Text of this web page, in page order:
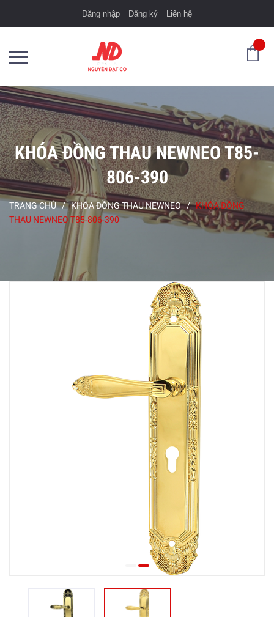
Đăng nhập Đăng ký Liên hệ
KHÓA ĐỒNG THAU NEWNEO T85-
806-390
TRANG CHỦ / KHÓA ĐỒNG THAU NEWNEO / KHÓA ĐỒNG
THAU NEWNEO T85-806-390